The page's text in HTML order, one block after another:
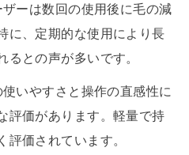
ーは数回の使用後に毛の減
に、定期的な使用により長
るとの声が多いです。
いやすさと操作の直感性に
評価があります。軽量で持
評価されています。